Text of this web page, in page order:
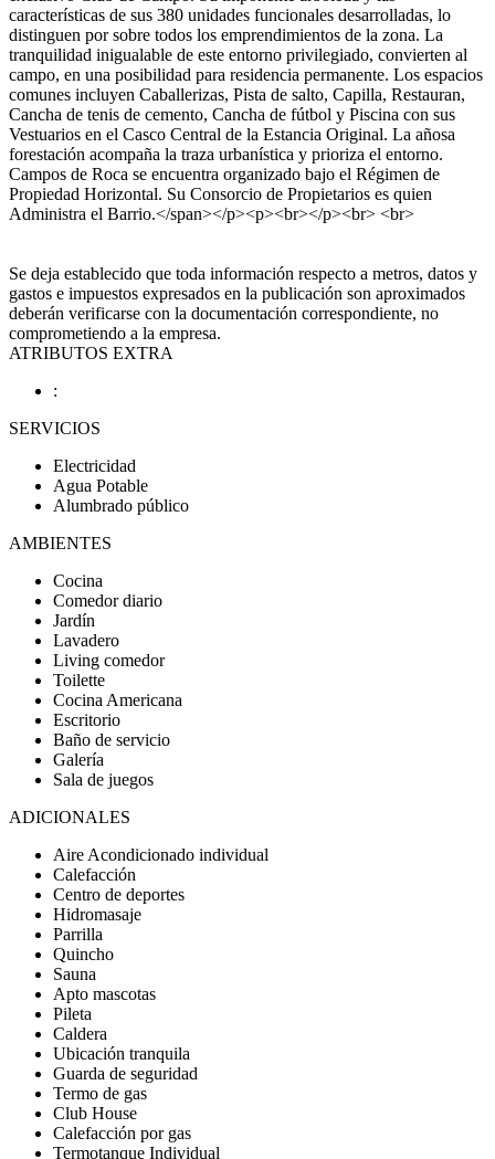
características de sus 380 unidades funcionales desarrolladas, lo
distinguen por sobre todos los emprendimientos de la zona. La
tranquilidad inigualable de este entorno privilegiado, convierten al
campo, en una posibilidad para residencia permanente. Los espacios
comunes incluyen Caballerizas, Pista de salto, Capilla, Restauran,
Cancha de tenis de cemento, Cancha de fútbol y Piscina con sus
Vestuarios en el Casco Central de la Estancia Original. La añosa
forestación acompaña la traza urbanística y prioriza el entorno.
Campos de Roca se encuentra organizado bajo el Régimen de
Propiedad Horizontal. Su Consorcio de Propietarios es quien
Administra el Barrio.</span></p><p><br></p><br> <br>
Se deja establecido que toda información respecto a metros, datos y
gastos e impuestos expresados en la publicación son aproximados
deberán verificarse con la documentación correspondiente, no
comprometiendo a la empresa.
ATRIBUTOS EXTRA
:
SERVICIOS
Electricidad
Agua Potable
Alumbrado público
AMBIENTES
Cocina
Comedor diario
Jardín
Lavadero
Living comedor
Toilette
Cocina Americana
Escritorio
Baño de servicio
Galería
Sala de juegos
ADICIONALES
Aire Acondicionado individual
Calefacción
Centro de deportes
Hidromasaje
Parrilla
Quincho
Sauna
Apto mascotas
Pileta
Caldera
Ubicación tranquila
Guarda de seguridad
Termo de gas
Club House
Calefacción por gas
Termotanque Individual